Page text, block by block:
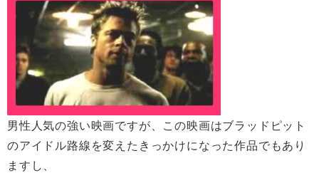
男性人気の強い映画ですが、この映画はブラッドピット
のアイドル路線を変えたきっかけになった作品でもあり
ますし、